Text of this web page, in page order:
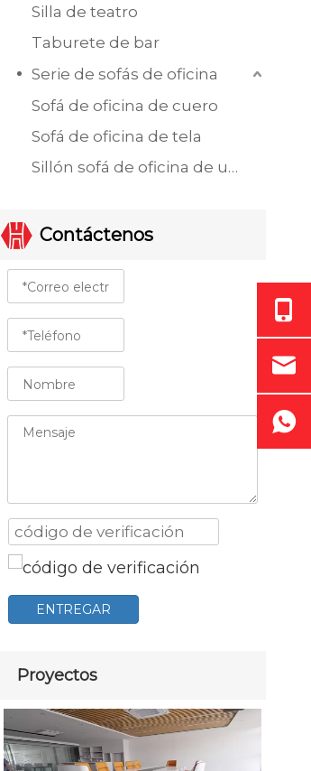
Silla de teatro
Taburete de bar
Serie de sofás de oficina
Sofá de oficina de cuero
Sofá de oficina de tela
Sillón sofá de oficina de un solo asiento
Contáctenos
ENTREGAR
Proyectos